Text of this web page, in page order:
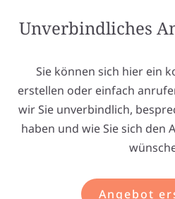
Unverbindliches
Sie können sich hier ein
erstellen oder einfach
wir Sie unverbindlich,
haben und wie Sie sich den
Angebot